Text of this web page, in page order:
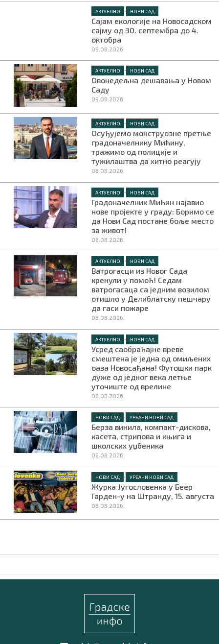
АКТУЕЛНО • НОВИ САД
Сајам екологије на Новосадском
сајму од 30. септембра до 4.
октобра
09.08.2026.
АКТУЕЛНО • НОВИ САД
Овонедељна дешавања у Новом
Саду
09.08.2026.
АКТУЕЛНО • НОВИ САД
Осуђујемо монструозне претње
градоначелнику Мићину,
тражимо од полиције и
тужилаштва да хитно реагују
08.08.2026.
АКТУЕЛНО • НОВИ САД
Градоначелник Мићин најавио
нове пројекте у граду: Боримо се
да Нови Сад постане боље место
за живот!
08.08.2026.
АКТУЕЛНО • НОВИ САД
Ватрогасци из Новог Сада
кренули у помоћ! Седам
ватрогасаца са једним возилом
отишло у Делиблатску пешчару
да гаси пожаре
08.08.2026.
АКТУЕЛНО • НОВИ САД
Усред саобраћајне вреве
смештена је једна од омиљених
оаза Новосађана! Футошки парк
дуже од једног века летње
уточиште од врелине
08.08.2026.
НОВИ САД • УРБАНИ НОВИ САД
Берза винила, компакт-дискова,
касета, стрипова и књига и
школских уџбеника
08.08.2026.
НОВИ САД • УРБАНИ НОВИ САД
Журка Југословенка у Беер
Гарден-у на Штранду, 15. августа
08.08.2026.